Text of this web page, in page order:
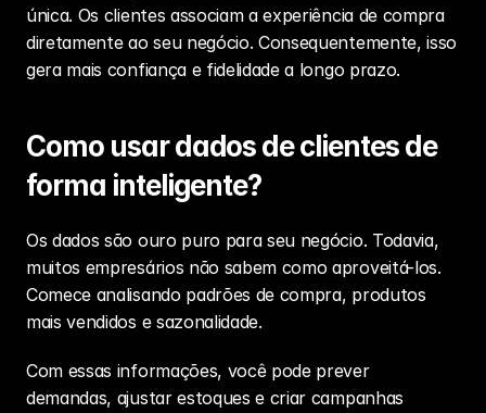
única. Os clientes associam a experiência de compra
diretamente ao seu negócio. Consequentemente, isso
gera mais confiança e fidelidade a longo prazo.
Como usar dados de clientes de
forma inteligente?
Os dados são ouro puro para seu negócio. Todavia,
muitos empresários não sabem como aproveitá-los.
Comece analisando padrões de compra, produtos
mais vendidos e sazonalidade.
Com essas informações, você pode prever
demandas, ajustar estoques e criar campanhas